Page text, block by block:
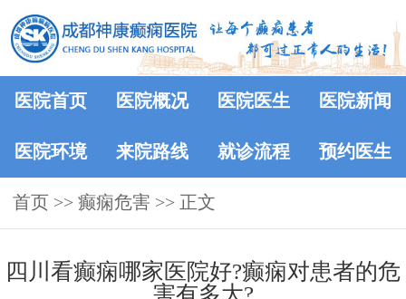
医院首页 医院概况 医院医生 医院新闻
医院环境 来院路线 就诊流程 预约医生
首页 >> 癫痫危害 >> 正文
四川看癫痫哪家医院好?癫痫对患者的危
害有多大?